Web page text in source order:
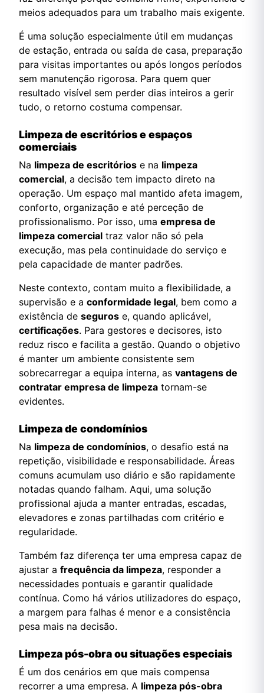
meios adequados para um trabalho mais exigente.
É uma solução especialmente útil em mudanças
de estação, entrada ou saída de casa, preparação
para visitas importantes ou após longos períodos
sem manutenção rigorosa. Para quem quer
resultado visível sem perder dias inteiros a gerir
tudo, o retorno costuma compensar.
Limpeza de escritórios e espaços
comerciais
Na limpeza de escritórios e na limpeza
comercial, a decisão tem impacto direto na
operação. Um espaço mal mantido afeta imagem,
conforto, organização e até perceção de
profissionalismo. Por isso, uma empresa de
limpeza comercial traz valor não só pela
execução, mas pela continuidade do serviço e
pela capacidade de manter padrões.
Neste contexto, contam muito a flexibilidade, a
supervisão e a conformidade legal, bem como a
existência de seguros e, quando aplicável,
certificações. Para gestores e decisores, isto
reduz risco e facilita a gestão. Quando o objetivo
é manter um ambiente consistente sem
sobrecarregar a equipa interna, as vantagens de
contratar empresa de limpeza tornam-se
evidentes.
Limpeza de condomínios
Na limpeza de condomínios, o desafio está na
repetição, visibilidade e responsabilidade. Áreas
comuns acumulam uso diário e são rapidamente
notadas quando falham. Aqui, uma solução
profissional ajuda a manter entradas, escadas,
elevadores e zonas partilhadas com critério e
regularidade.
Também faz diferença ter uma empresa capaz de
ajustar a frequência da limpeza, responder a
necessidades pontuais e garantir qualidade
contínua. Como há vários utilizadores do espaço,
a margem para falhas é menor e a consistência
pesa mais na decisão.
Limpeza pós-obra ou situações especiais
É um dos cenários em que mais compensa
recorrer a uma empresa. A limpeza pós-obra